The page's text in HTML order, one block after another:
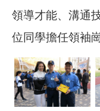
領導才能、溝通
位同學擔任領袖